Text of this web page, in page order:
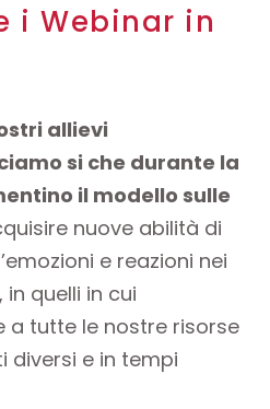
i Webinar in
allievi
si che durante la
il modello sulle
nuove abilità di
e reazioni nei
quelli in cui
tutte le nostre risorse
diversi e in tempi